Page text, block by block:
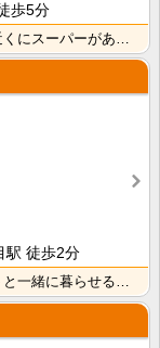
歩5分
駅 徒歩2分